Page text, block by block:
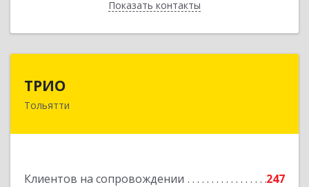
Показать контакты
Назад
ТРИО
Тольятти
Клиентов на сопровождении
247